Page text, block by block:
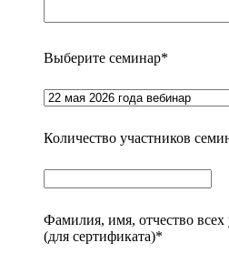
Выберите семинар*
Количество участников
Фамилия, имя, отчество всех
(для сертификата)*